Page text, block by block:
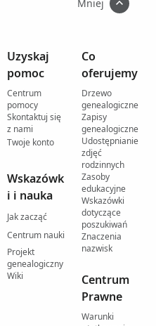
Mniej
Uzyskaj
pomoc
Centrum
pomocy
Skontaktuj się
z nami
Twoje konto
Wskazówk
i i nauka
Jak zacząć
Centrum nauki
Projekt
genealogiczny
Wiki
Co
oferujemy
Drzewo
genealogiczne
Zapisy
genealogiczne
Udostępnianie
zdjęć
rodzinnych
Zasoby
edukacyjne
Wskazówki
dotyczące
poszukiwań
Znaczenia
nazwisk
Centrum
Prawne
Warunki